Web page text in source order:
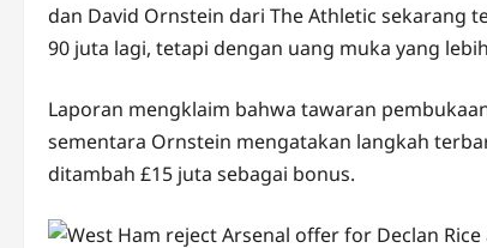
dan David Ornstein dari The Athletic sekarang
90 juta lagi, tetapi dengan uang muka yang
Laporan mengklaim bahwa tawaran
sementara Ornstein mengatakan langkah
ditambah £15 juta sebagai bonus.